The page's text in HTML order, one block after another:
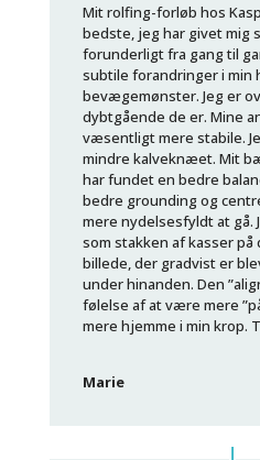
Mit rolfing-forløb hos
bedste, jeg har givet mig
forunderligt fra gang til
subtile forandringer i min
bevægemønster. Jeg er
dybtgående de er. Mine
væsentligt mere stabile.
mindre kalveknæet. Mit
har fundet en bedre
bedre grounding og
mere nydelsesfyldt at gå.
som stakken af kasser på
billede, der gradvist er
under hinanden. Den
følelse af at være mere
mere hjemme i min krop.
Marie